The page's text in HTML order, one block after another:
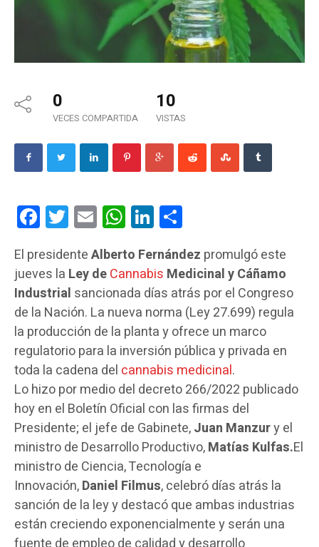
0
VECES COMPARTIDA
10
VISTAS
FacebookTwitterEmail WhatsAppLinkedIn
El presidenteAlberto Fernández promulgó este
jueves la Ley deCannabis Medicinal y Cáñamo
Industrial sancionada días atrás por el Congreso
de la Nación. La nueva norma (Ley 27.699) regula
la producción de la planta y ofrece un marco
regulatorio para la inversión pública y privada en
toda la cadena del cannabis medicinal.
Lo hizo por medio del decreto 266/2022 publicado
hoy en el Boletín Oficial con las firmas del
Presidente; el jefe de Gabinete,Juan Manzury el
ministro de Desarrollo Productivo,Matías Kulfas.El
ministro de Ciencia, Tecnología e
Innovación,Daniel Filmus, celebró días atrás la
sanción de la ley y destacó que ambas industrias
están creciendo exponencialmente y serán una